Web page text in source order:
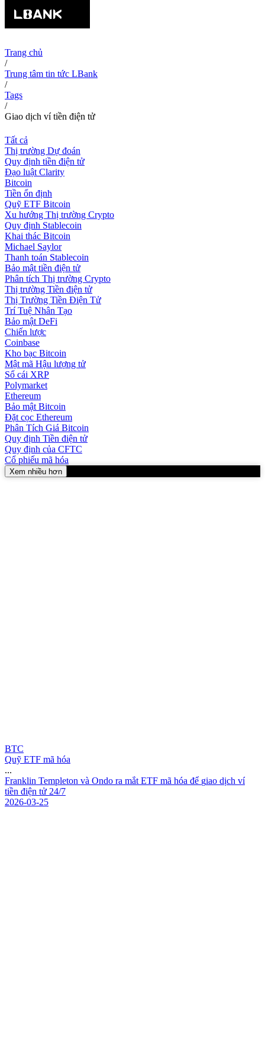
Trang chủ
/
Trung tâm tin tức LBank
/
Tags
/
Giao dịch ví tiền điện tử
Tất cả
Thị trường Dự đoán
Quy định tiền điện tử
Đạo luật Clarity
Bitcoin
Tiền ổn định
Quỹ ETF Bitcoin
Xu hướng Thị trường Crypto
Quy định Stablecoin
Khai thác Bitcoin
Michael Saylor
Thanh toán Stablecoin
Bảo mật tiền điện tử
Phân tích Thị trường Crypto
Thị trường Tiền điện tử
Thị Trường Tiền Điện Tử
Trí Tuệ Nhân Tạo
Bảo mật DeFi
Chiến lược
Coinbase
Kho bạc Bitcoin
Mật mã Hậu lượng tử
Sổ cái XRP
Polymarket
Ethereum
Bảo mật Bitcoin
Đặt cọc Ethereum
Phân Tích Giá Bitcoin
Quy định Tiền điện tử
Quy định của CFTC
Cổ phiếu mã hóa
Xem nhiều hơn
BTC
Quỹ ETF mã hóa
...
Franklin Templeton và Ondo ra mắt ETF mã hóa để giao dịch ví
tiền điện tử 24/7
2026-03-25